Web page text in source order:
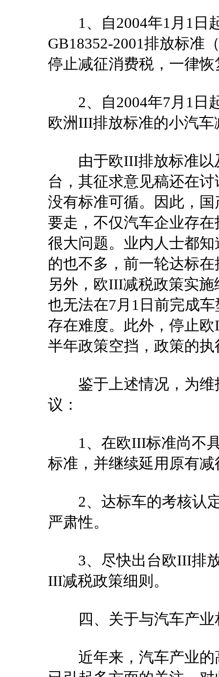
1、自2004年1月1日
GB18352-2001排放标准
停止减征消费税，一律
2、自2004年7月1日
欧洲III排放标准的小汽车
由于欧III排放标准以
台，其征求意见稿还在
没有标准可循。因此，
要走，不仅汽车企业存
很大问题。业内人士都
的也不多，前一轮达标
另外，欧III减税政策实
也无法在7月1日前完成
存在难度。此外，停止
半年政策空挡，政策的
鉴于上述情况，为维
议：
1、在欧III标准尚不具
标准，并继续延用原有
2、达标车的考核认定
严肃性。
3、尽快出台欧III排放
III减税政策细则。
四、关于与汽车产业
近年来，汽车产业的